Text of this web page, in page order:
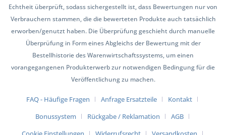
Echtheit überprüft, sodass sichergestellt ist, dass Bewertungen nur von
Verbrauchern stammen, die die bewerteten Produkte auch tatsächlich
erworben/genutzt haben. Die Überprüfung geschieht durch manuelle
Überprüfung in Form eines Abgleichs der Bewertung mit der
Bestellhistorie des Warenwirtschaftssystems, um einen
vorangegangenen Produkterwerb zur notwendigen Bedingung für die
Veröffentlichung zu machen.
FAQ - Häufige Fragen Anfrage Ersatzteile
Kontakt
Bonussystem
Rückgabe / Reklamation
AGB